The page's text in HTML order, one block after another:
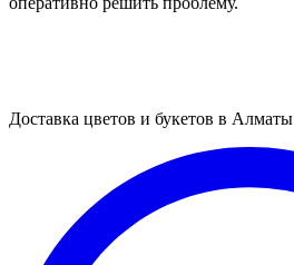
Доставка цветов и букетов в Алматы